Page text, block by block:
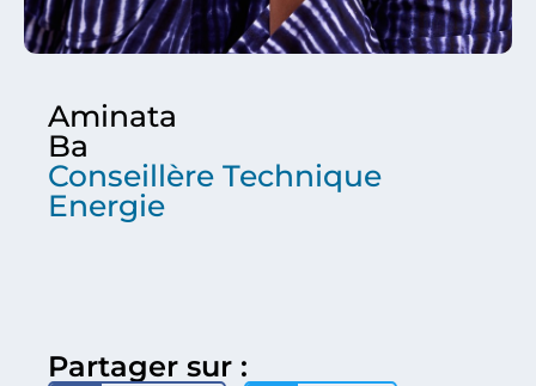
Aminata
Ba
Conseillère Technique
Energie
Partager sur :